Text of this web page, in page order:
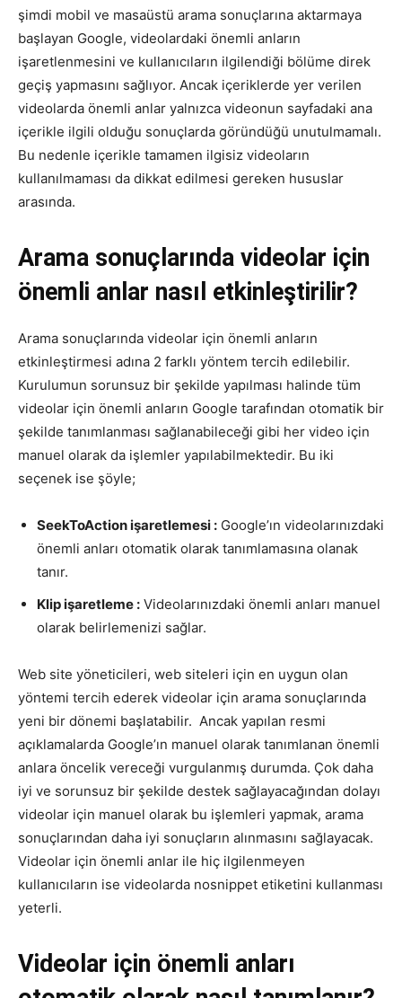
şimdi mobil ve masaüstü arama sonuçlarına aktarmaya
başlayan Google, videolardaki önemli anların
işaretlenmesini ve kullanıcıların ilgilendiği bölüme direk
geçiş yapmasını sağlıyor. Ancak içeriklerde yer verilen
videolarda önemli anlar yalnızca videonun sayfadaki ana
içerikle ilgili olduğu sonuçlarda göründüğü unutulmamalı.
Bu nedenle içerikle tamamen ilgisiz videoların
kullanılmaması da dikkat edilmesi gereken hususlar
arasında.
Arama sonuçlarında videolar için
önemli anlar nasıl etkinleştirilir?
Arama sonuçlarında videolar için önemli anların
etkinleştirmesi adına 2 farklı yöntem tercih edilebilir.
Kurulumun sorunsuz bir şekilde yapılması halinde tüm
videolar için önemli anların Google tarafından otomatik bir
şekilde tanımlanması sağlanabileceği gibi her video için
manuel olarak da işlemler yapılabilmektedir. Bu iki
seçenek ise şöyle;
SeekToAction işaretlemesi : Google’ın videolarınızdaki
önemli anları otomatik olarak tanımlamasına olanak
tanır.
Klip işaretleme : Videolarınızdaki önemli anları manuel
olarak belirlemenizi sağlar.
Web site yöneticileri, web siteleri için en uygun olan
yöntemi tercih ederek videolar için arama sonuçlarında
yeni bir dönemi başlatabilir. Ancak yapılan resmi
açıklamalarda Google’ın manuel olarak tanımlanan önemli
anlara öncelik vereceği vurgulanmış durumda. Çok daha
iyi ve sorunsuz bir şekilde destek sağlayacağından dolayı
videolar için manuel olarak bu işlemleri yapmak, arama
sonuçlarından daha iyi sonuçların alınmasını sağlayacak.
Videolar için önemli anlar ile hiç ilgilenmeyen
kullanıcıların ise videolarda nosnippet etiketini kullanması
yeterli.
Videolar için önemli anları